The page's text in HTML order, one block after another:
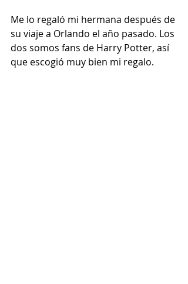
Me lo regaló mi hermana después de
su viaje a Orlando el año pasado. Los
dos somos fans de Harry Potter, así
que escogió muy bien mi regalo.